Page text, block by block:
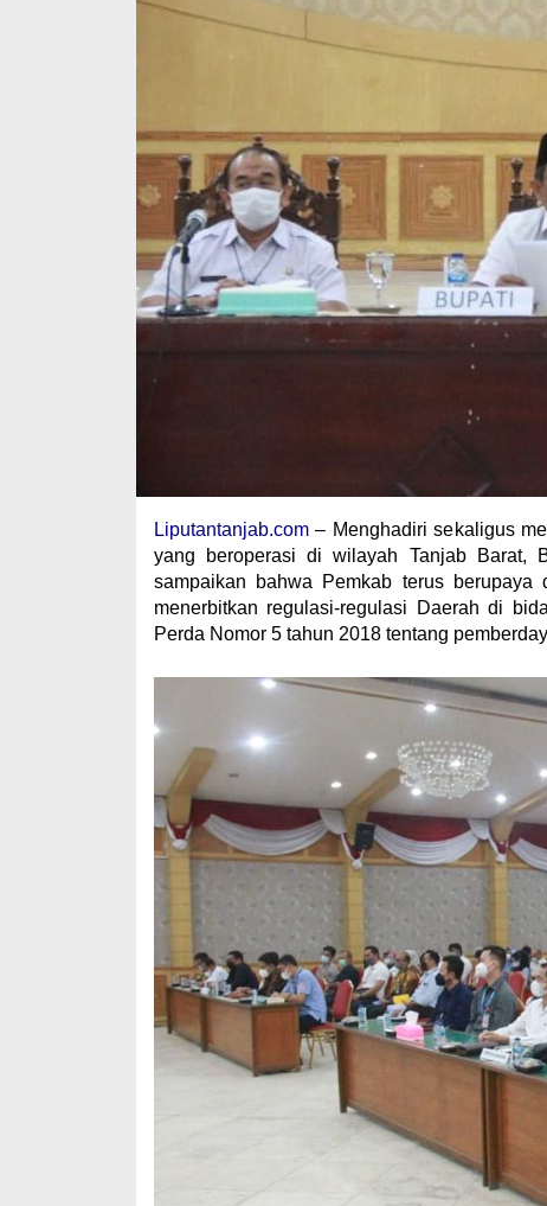
Liputantanjab.com– Menghadiri sekaligus
yang beroperasi di wilayah Tanjab Barat,
sampaikan bahwa Pemkab terus berupaya
menerbitkan regulasi-regulasi Daerah di
Perda Nomor 5 tahun 2018 tentang